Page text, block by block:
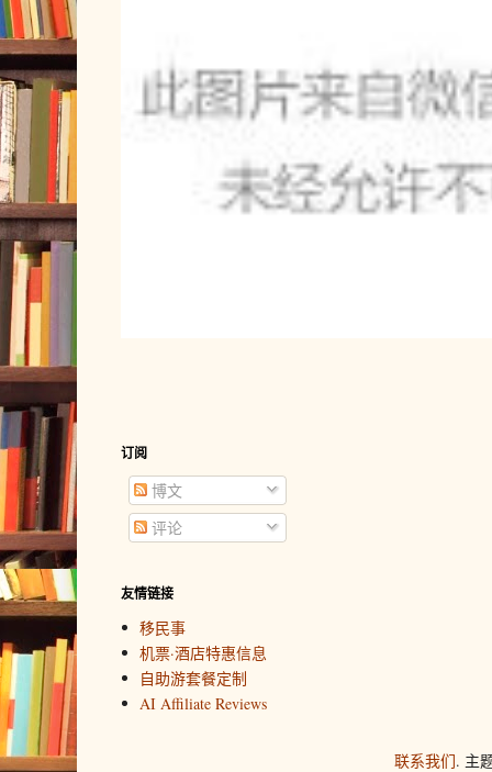
订阅
博文
评论
友情链接
移民事
机票·酒店特惠信息
自助游套餐定制
AI Affiliate Reviews
联系我们. 主